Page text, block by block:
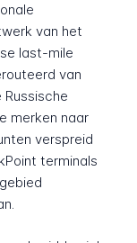
van het
last-mile
van
merken naar
verspreid
terminals